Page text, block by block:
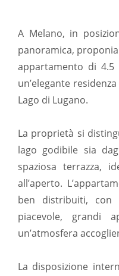
A Melano, in
panoramica,
appartamento di
un’elegante
Lago di Lugano.
La proprietà si
lago godibile sia
spaziosa terrazza,
all’aperto.
ben distribuiti, con
piacevole, grandi
un’atmosfera
La disposizione